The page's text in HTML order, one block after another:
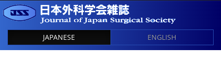
JAPANESE ENGLISH